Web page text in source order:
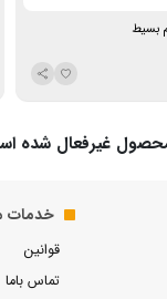
بسیط
غیرفعال شده
خدمات
قوانین
تماس باما